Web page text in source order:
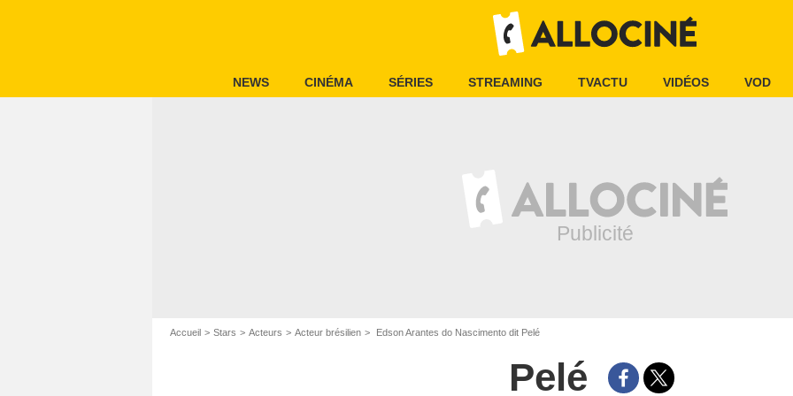
NEWS CINÉMA SÉRIES STREAMING TVACTU VIDÉOS VOD
Accueil Stars Acteurs Acteur brésilien Edson Arantes do Nascimento dit Pelé
Pelé